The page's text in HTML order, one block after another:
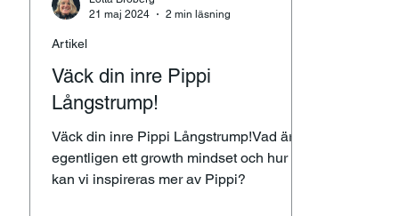
Väck din inre Pippi
Långstrump!
Väck din inre Pippi Långstrump!Vad är
egentligen ett growth mindset och hur
kan vi inspireras mer av Pippi?
Artikel
21 maj 2024
2 min läsning